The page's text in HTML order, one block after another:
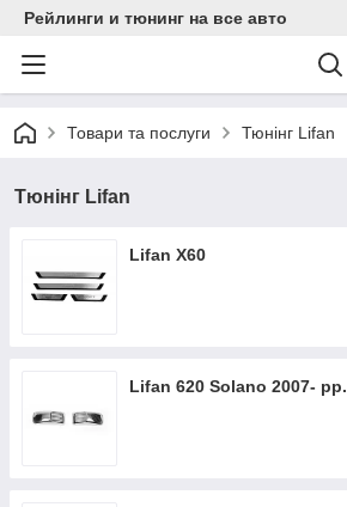
Рейлинги и тюнинг на все авто
Товари та послуги Тюнінг Lifan
Тюнінг Lifan
Lifan X60
Lifan 620 Solano 2007- рр.